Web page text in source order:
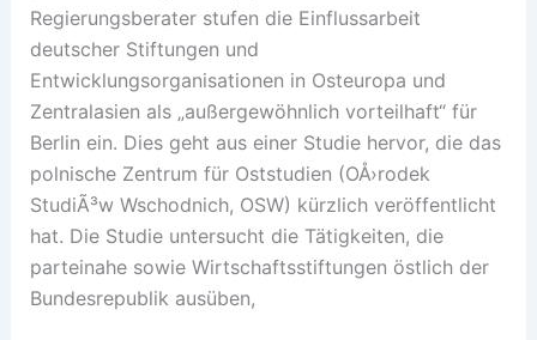
Regierungsberater stufen die Einflussarbeit
deutscher Stiftungen und
Entwicklungsorganisationen in Osteuropa und
Zentralasien als „außergewöhnlich vorteilhaft“ für
Berlin ein. Dies geht aus einer Studie hervor, die das
polnische Zentrum für Oststudien (OÅ›rodek
StudiÃ³w Wschodnich, OSW) kürzlich veröffentlicht
hat. Die Studie untersucht die Tätigkeiten, die
parteinahe sowie Wirtschaftsstiftungen östlich der
Bundesrepublik ausüben,